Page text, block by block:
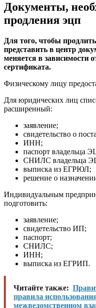
Документы,
продления эцп
Для того, чтобы
представить в центр
меняется в зависимости
сертификата.
Физическому лицу
Для юридических лиц
расширенный:
заявление;
свидетельство о
ИНН;
паспорт владельца
СНИЛС владельца
выписка из ЕГРЮЛ;
решение о
Индивидуальным
подготовить:
заявление;
свидетельство ИП;
паспорт;
СНИЛС;
ИНН;
выписка из ЕГРИП.
Читайте также:
правила
межведомственном